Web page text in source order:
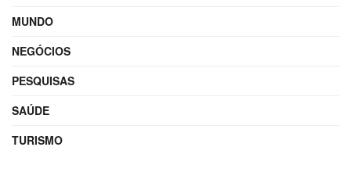
MUNDO
NEGÓCIOS
PESQUISAS
SAÚDE
TURISMO